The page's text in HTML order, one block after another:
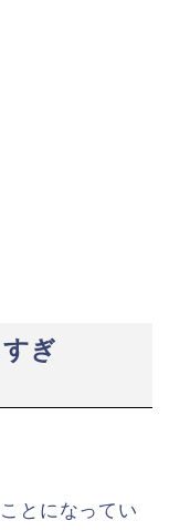
ぎ
とになってい